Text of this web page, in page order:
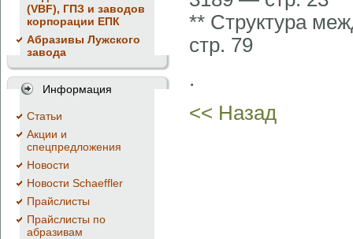
(VBF), ГПЗ и заводов
корпорации ЕПК
Абразивы Лужского
завода
Информация
Cтатьи
Акции и
спецпредложения
Новости
Новости Schaeffler
Прайслисты
Прайслисты по
абразивам
** Структура
стр. 79
.
<< Назад